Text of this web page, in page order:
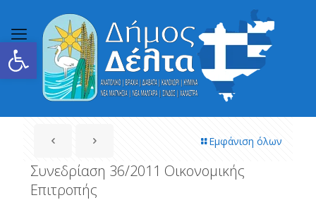
Ανοίξτε τη γραμμή εργαλείων
Εμφάνιση όλων
Συνεδρίαση 36/2011 Οικονομικής
Επιτροπής